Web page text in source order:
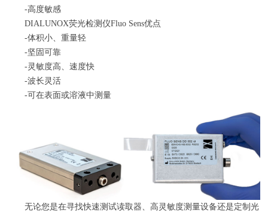
-高度敏感
DIALUNOX荧光检测仪Fluo Sens优点
-体积小、重量轻
-坚固可靠
-灵敏度高、速度快
-波长灵活
-可在表面或溶液中测量
无论您是在寻找快速测试读取器、高灵敏度测量设备还是定制光